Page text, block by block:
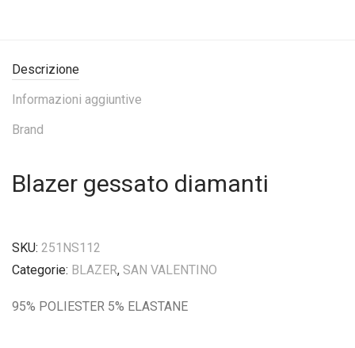
Descrizione
Informazioni aggiuntive
Brand
Blazer gessato diamanti
SKU: 251NS112
Categorie: BLAZER, SAN VALENTINO
95% POLIESTER 5% ELASTANE